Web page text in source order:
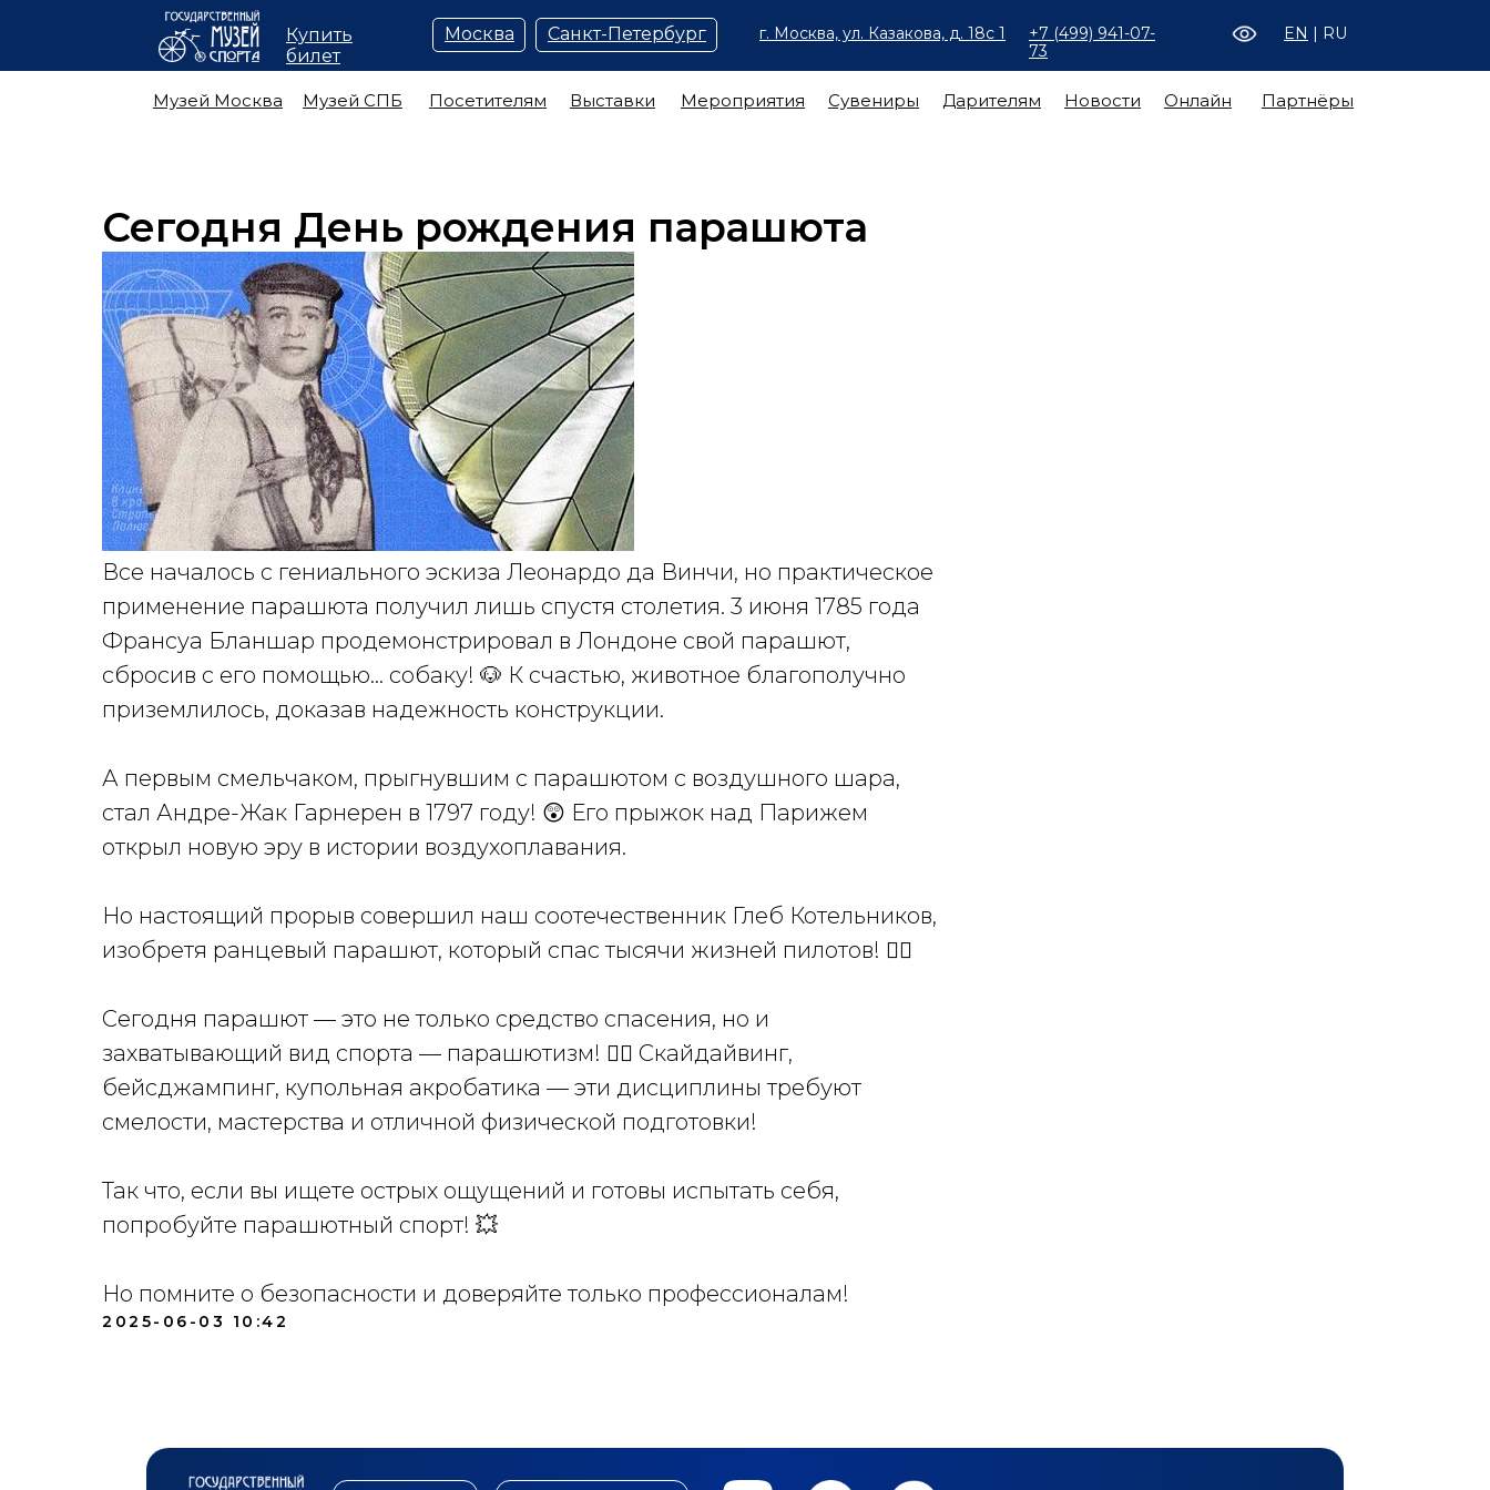
| RU
EN
+7 (499) 941-07-
73
г. Москва, ул. Казакова, д. 18с 1
Музей Москва Музей СПБ Посетителям Выставки Мероприятия Сувениры Новости
Дарителям Онлайн Партнёры
Санкт-Петербург
Москва
Купить
билет
Сегодня День рождения парашюта
Все началось с гениального эскиза Леонардо да Винчи, но практическое
применение парашюта получил лишь спустя столетия. 3 июня 1785 года
Франсуа Бланшар продемонстрировал в Лондоне свой парашют,
сбросив с его помощью… собаку! 🐶 К счастью, животное благополучно
приземлилось, доказав надежность конструкции.
А первым смельчаком, прыгнувшим с парашютом с воздушного шара,
стал Андре-Жак Гарнерен в 1797 году! 😲 Его прыжок над Парижем
открыл новую эру в истории воздухоплавания.
Но настоящий прорыв совершил наш соотечественник Глеб Котельников,
изобретя ранцевый парашют, который спас тысячи жизней пилотов! 🦸‍♂️
Сегодня парашют — это не только средство спасения, но и
захватывающий вид спорта — парашютизм! 🤸‍♂️ Скайдайвинг,
бейсджампинг, купольная акробатика — эти дисциплины требуют
смелости, мастерства и отличной физической подготовки!
Так что, если вы ищете острых ощущений и готовы испытать себя,
попробуйте парашютный спорт! 💥
Но помните о безопасности и доверяйте только профессионалам!
2025-06-03 10:42